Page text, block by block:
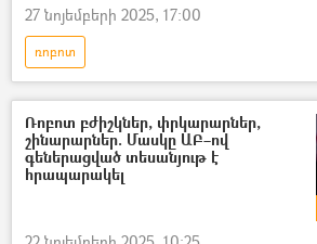
27 նոյեմբերի 2025, 17:00
ռոբոտ
Եվրասիական տնտեսական միություն (ԵԱՏՄ)
Գոհար Բարսեղյան
Ռոբոտ բժիշկներ, փրկարարներ,
շինարարներ. Մասկը ԱԲ–ով
գեներացված տեսանյութ է
հրապարակել